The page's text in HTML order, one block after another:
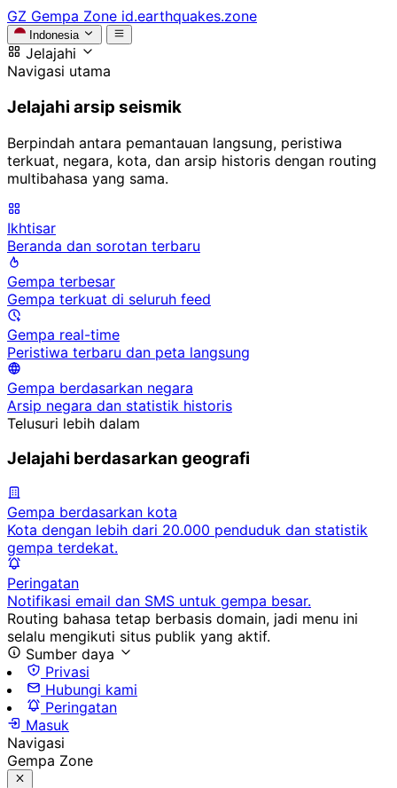
GZ Gempa Zone id.earthquakes.zone
Indonesia
Jelajahi
Navigasi utama
Jelajahi arsip seismik
Berpindah antara pemantauan langsung, peristiwa
terkuat, negara, kota, dan arsip historis dengan routing
multibahasa yang sama.
Ikhtisar
Beranda dan sorotan terbaru
Gempa terbesar
Gempa terkuat di seluruh feed
Gempa real-time
Peristiwa terbaru dan peta langsung
Gempa berdasarkan negara
Arsip negara dan statistik historis
Telusuri lebih dalam
Jelajahi berdasarkan geografi
Gempa berdasarkan kota
Kota dengan lebih dari 20.000 penduduk dan statistik
gempa terdekat.
Peringatan
Notifikasi email dan SMS untuk gempa besar.
Routing bahasa tetap berbasis domain, jadi menu ini
selalu mengikuti situs publik yang aktif.
Sumber daya
Privasi
Hubungi kami
Peringatan
Masuk
Navigasi
Gempa Zone